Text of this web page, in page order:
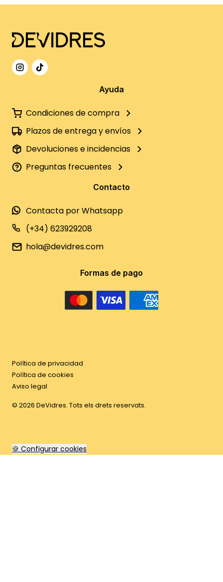
Ayuda
Condiciones de compra
Plazos de entrega y envíos
Devoluciones e incidencias
Preguntas frecuentes
Contacto
Contacta por Whatsapp
(+34) 623929208
hola@devidres.com
Formas de pago
Política de privacidad
Política de cookies
Aviso legal
© 2026 DeVidres. Tots els drets reservats.
🍪 Configurar cookies